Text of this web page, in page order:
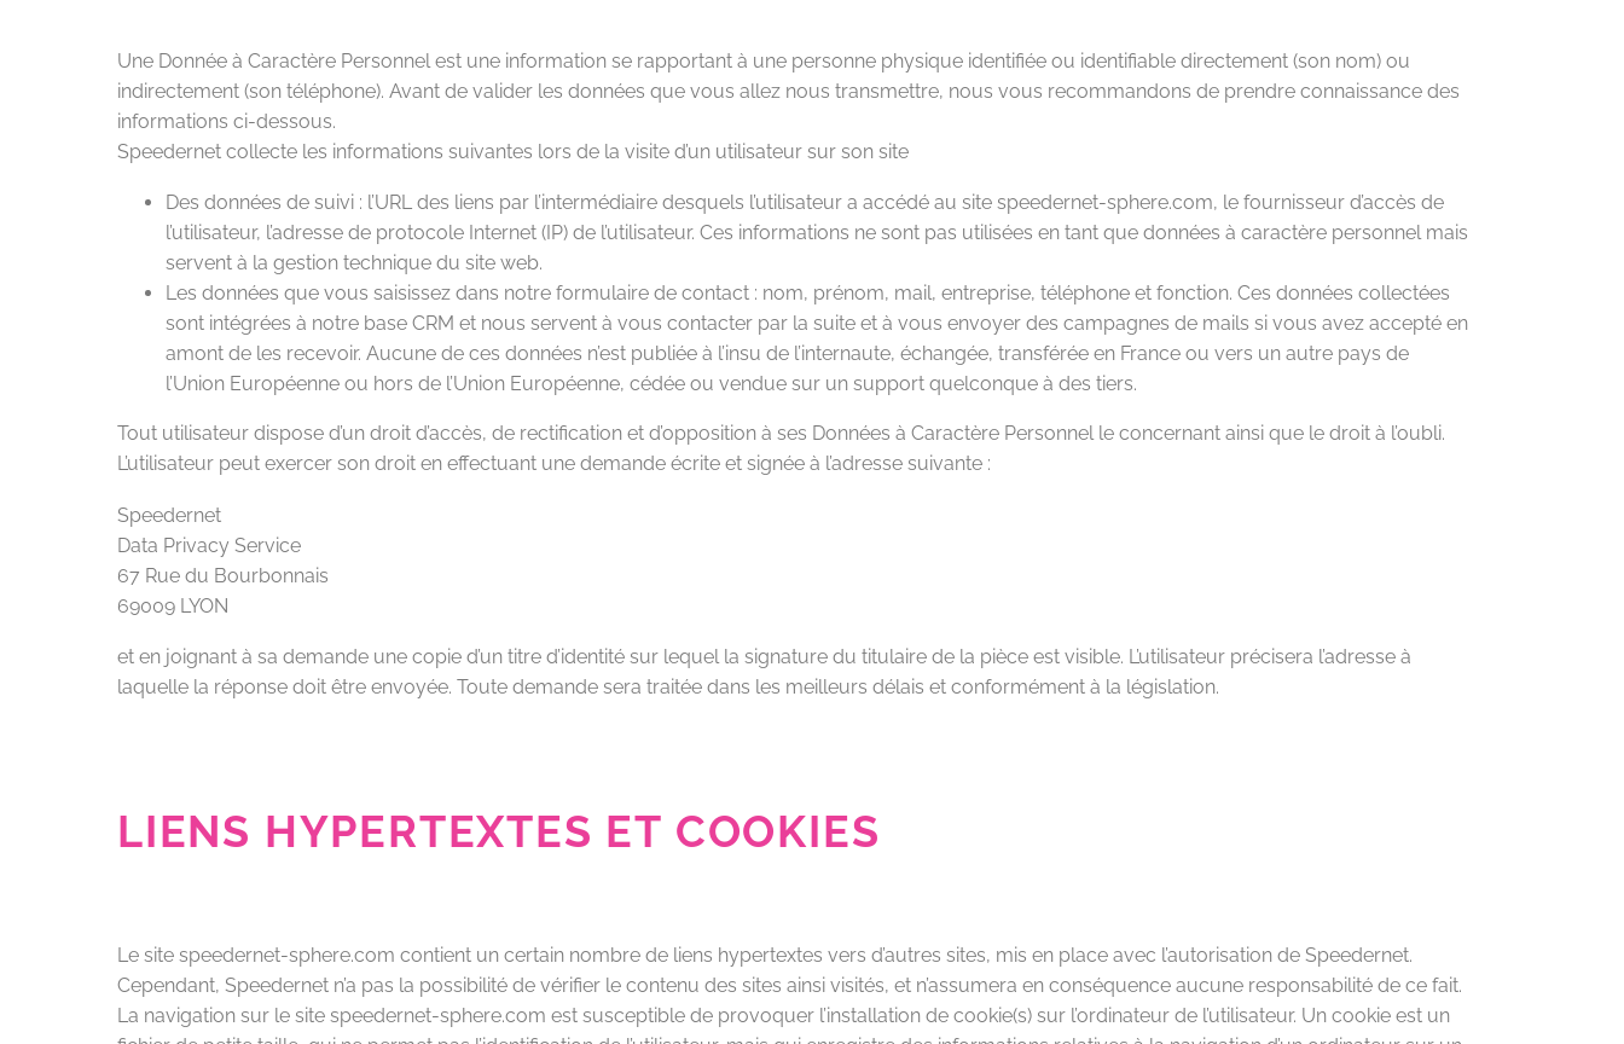
Une Donnée à Caractère Personnel est une information se rapportant à une personne physique identifiée ou identifiable directement (son nom) ou
indirectement (son téléphone). Avant de valider les données que vous allez nous transmettre, nous vous recommandons de prendre connaissance des
informations ci-dessous.
Speedernet collecte les informations suivantes lors de la visite d’un utilisateur sur son site
Des données de suivi : l’URL des liens par l’intermédiaire desquels l’utilisateur a accédé au site speedernet-sphere.com, le fournisseur d’accès de
l’utilisateur, l’adresse de protocole Internet (IP) de l’utilisateur. Ces informations ne sont pas utilisées en tant que données à caractère personnel mais
servent à la gestion technique du site web.
Les données que vous saisissez dans notre formulaire de contact : nom, prénom, mail, entreprise, téléphone et fonction. Ces données collectées
sont intégrées à notre base CRM et nous servent à vous contacter par la suite et à vous envoyer des campagnes de mails si vous avez accepté en
amont de les recevoir. Aucune de ces données n’est publiée à l’insu de l’internaute, échangée, transférée en France ou vers un autre pays de
l’Union Européenne ou hors de l’Union Européenne, cédée ou vendue sur un support quelconque à des tiers.
Tout utilisateur dispose d’un droit d’accès, de rectification et d’opposition à ses Données à Caractère Personnel le concernant ainsi que le droit à l’oubli.
L’utilisateur peut exercer son droit en effectuant une demande écrite et signée à l’adresse suivante :
Speedernet
Data Privacy Service
67 Rue du Bourbonnais
69009 LYON
et en joignant à sa demande une copie d’un titre d’identité sur lequel la signature du titulaire de la pièce est visible. L’utilisateur précisera l’adresse à
laquelle la réponse doit être envoyée. Toute demande sera traitée dans les meilleurs délais et conformément à la législation.
LIENS HYPERTEXTES ET COOKIES
Le site speedernet-sphere.com contient un certain nombre de liens hypertextes vers d’autres sites, mis en place avec l’autorisation de Speedernet.
Cependant, Speedernet n’a pas la possibilité de vérifier le contenu des sites ainsi visités, et n’assumera en conséquence aucune responsabilité de ce fait.
La navigation sur le site speedernet-sphere.com est susceptible de provoquer l’installation de cookie(s) sur l’ordinateur de l’utilisateur. Un cookie est un